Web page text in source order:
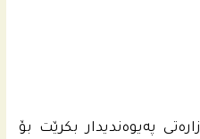
پەیوەندیدار بکرێت بۆ